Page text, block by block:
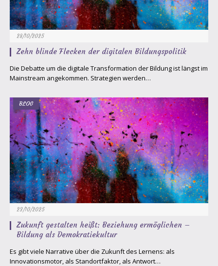
28/10/2025
Zehn blinde Flecken der digitalen Bildungspolitik
Die Debatte um die digitale Transformation der Bildung ist längst im
Mainstream angekommen. Strategien werden…
BLOG
23/10/2025
Zukunft gestalten heißt: Beziehung ermöglichen –
Bildung als Demokratiekultur
Es gibt viele Narrative über die Zukunft des Lernens: als
Innovationsmotor, als Standortfaktor, als Antwort…